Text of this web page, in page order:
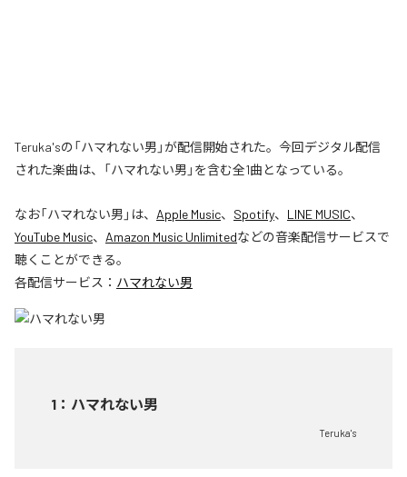
Teruka'sの「ハマれない男」が配信開始された。今回デジタル配信
された楽曲は、「ハマれない男」を含む全1曲となっている。
なお「ハマれない男 」は、 Apple Music、 Spotify、 LINE MUSIC、
YouTube Music、 Amazon Music Unlimitedなどの音楽配信サービスで
聴くことができる。
各配信サービス： ハマれない男
1 ： ハマれない男
Teruka's